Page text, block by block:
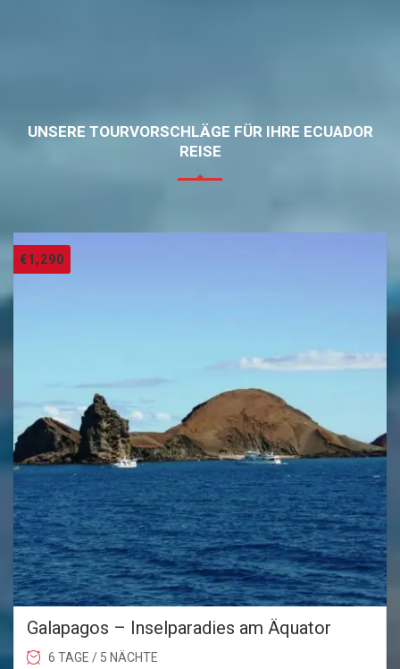
UNSERE TOURVORSCHLÄGE FÜR IHRE ECUADOR
REISE
€1,290
Galapagos – Inselparadies am Äquator
6 TAGE / 5 NÄCHTE